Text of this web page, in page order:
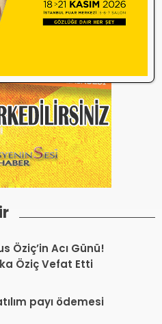
Öziç’in Acı Günü!
Öziç Vefat Etti
payı ödemesi